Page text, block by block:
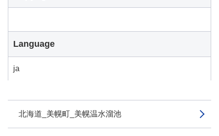
北海道_美幌町_美幌温水溜池
Language
ja